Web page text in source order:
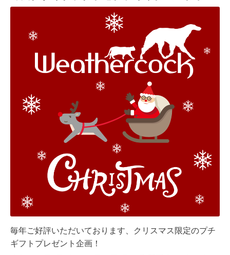
毎年ご好評いただいております、クリスマス限定のプチ
ギフトプレゼント企画！